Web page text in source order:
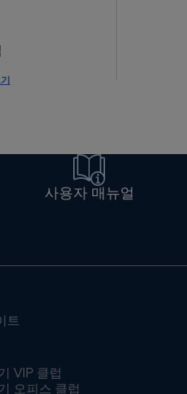
사용자 매뉴얼
트
VIP 클럽
오피스 클럽